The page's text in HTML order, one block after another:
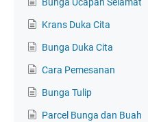
Bunga Ucapan Selamat
Krans Duka Cita
Bunga Duka Cita
Cara Pemesanan
Bunga Tulip
Parcel Bunga dan Buah